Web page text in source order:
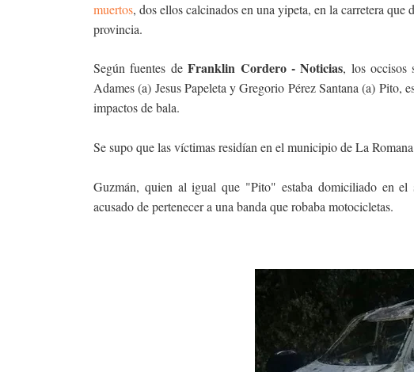
muertos, dos ellos calcinados en una yipeta, en la carretera
provincia.
Según fuentes deFranklin Cordero - Noticias, los occisos
Adames (a) Jesus Papeleta y Gregorio Pérez Santana (a) Pito,
impactos de bala.
Se supo que las víctimas residían en el municipio de La
Guzmán, quien al igual que "Pito" estaba domiciliado en
acusado de pertenecer a una banda que robaba motocicletas.